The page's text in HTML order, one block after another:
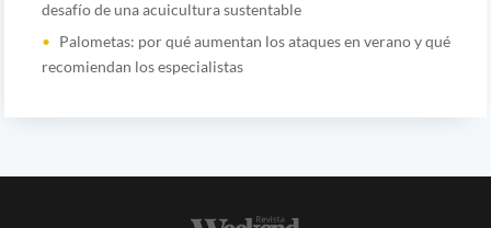
desafío de una acuicultura sustentable
Palometas: por qué aumentan los ataques en verano y qué
recomiendan los especialistas